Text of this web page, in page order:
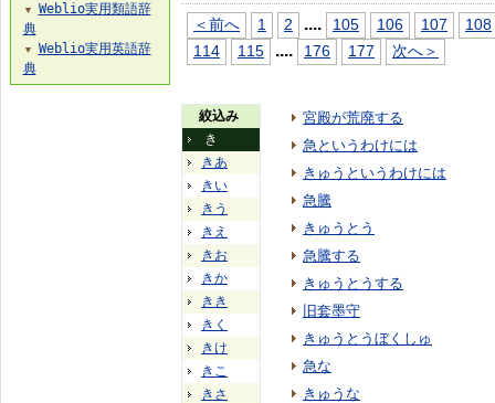
＜前へ 1 2 .... 105 106 107
108
114
115 .... 176 177 次へ＞
絞込み
き
きあ
きい
きう
きえ
きお
きか
きき
きく
きけ
きこ
きさ
宮殿が荒廃する
急というわけには
きゅうというわけには
急騰
きゅうとう
急騰する
きゅうとうする
旧套墨守
きゅうとうぼくしゅ
急な
きゅうな
▼
Weblio実用類語辞
典
▼
Weblio実用英語辞
典